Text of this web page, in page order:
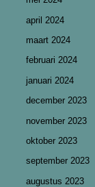
april 2024
maart 2024
februari 2024
januari 2024
december 2023
november 2023
oktober 2023
september 2023
augustus 2023